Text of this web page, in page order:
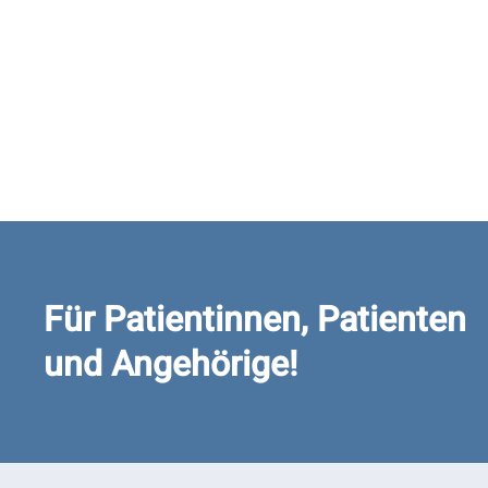
Für Patientinnen, Patienten
und Angehörige!